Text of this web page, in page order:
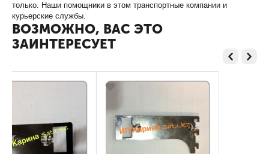
только. Наши помощники в этом транспортные компании и
курьерские службы.
ВОЗМОЖНО, ВАС ЭТО
ЗАИНТЕРЕСУЕТ